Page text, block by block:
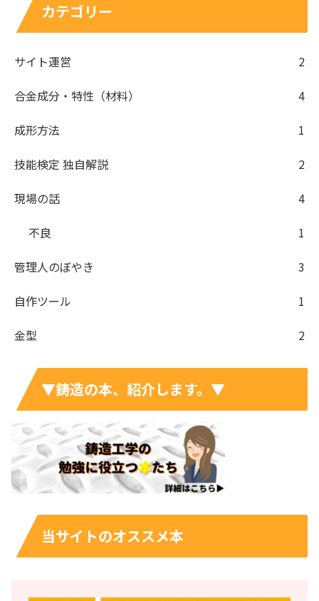
カテゴリー
サイト運営
2
合金成分・特性（材料）
4
成形方法
1
技能検定 独自解説
2
現場の話
4
不良
1
管理人のぼやき
3
自作ツール
1
金型
2
▼鋳造の本、紹介します。▼
当サイトのオススメ本